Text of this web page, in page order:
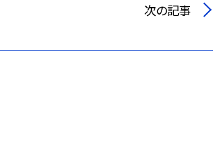
次の記事